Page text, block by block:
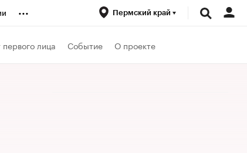
... Пермский край
лица Событие О проекте